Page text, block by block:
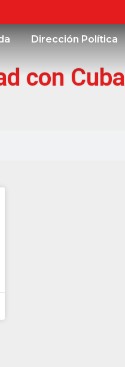
Dirección Política
con Cuba